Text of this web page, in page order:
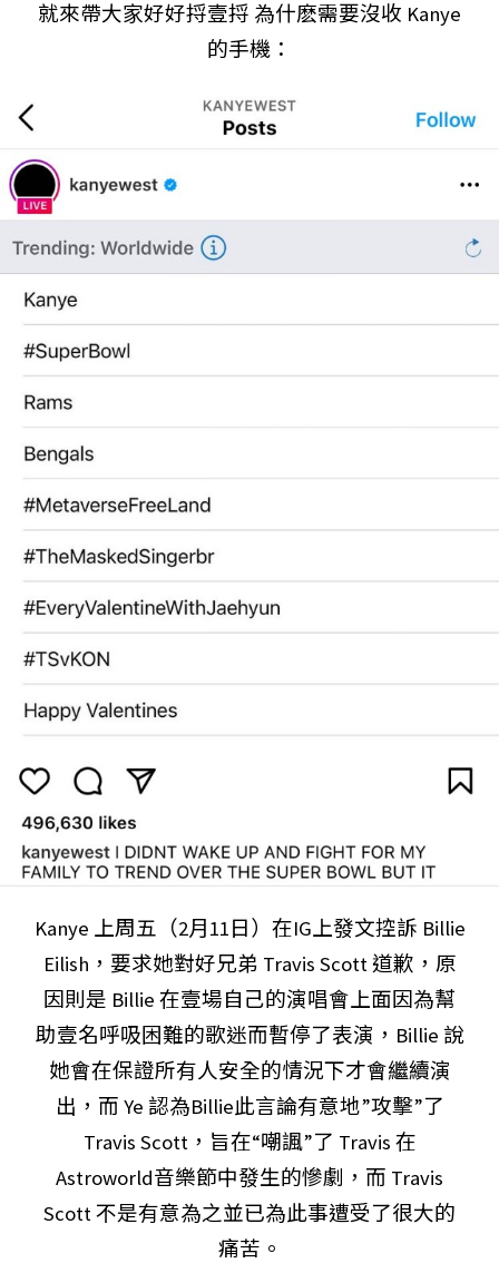
就來帶大家好好捋壹捋 為什麽需要沒收 Kanye
的手機：
Kanye 上周五（2月11日）在IG上發文控訴 Billie
Eilish，要求她對好兄弟 Travis Scott 道歉，原
因則是 Billie 在壹場自己的演唱會上面因為幫
助壹名呼吸困難的歌迷而暫停了表演，Billie 說
她會在保證所有人安全的情況下才會繼續演
出，而 Ye 認為Billie此言論有意地”攻擊”了
Travis Scott，旨在“嘲諷”了 Travis 在
Astroworld音樂節中發生的慘劇，而 Travis
Scott 不是有意為之並已為此事遭受了很大的
痛苦。